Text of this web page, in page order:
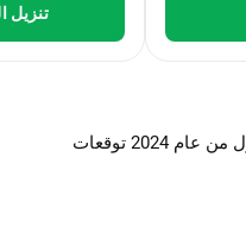
تنزيل
تجاوزت أرباح Microsoft للربع الأول من عام 2024 توقعات